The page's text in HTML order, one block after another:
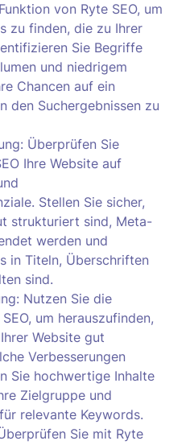
von Ryte SEO, um
zu finden, die zu Ihrer
Sie Begriffe
und niedrigem
Chancen auf ein
den Suchergebnissen zu
Überprüfen Sie
Ihre Website auf
Stellen Sie sicher,
strukturiert sind, Meta-
werden und
in Titeln, Überschriften
sind.
Nutzen Sie die
um herauszufinden,
Website gut
Verbesserungen
Sie hochwertige Inhalte
Zielgruppe und
relevante Keywords.
Sie mit Ryte